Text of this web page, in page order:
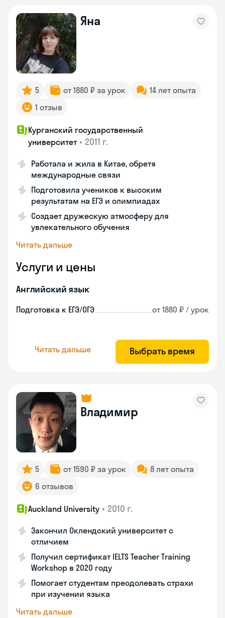
Яна
5 от 1880 ₽ за урок
14 лет опыта
1 отзыв
Курганский государственный
университет • 2011 г.
Работала и жила в Китае, обретя
международные связи
Подготовила учеников к высоким
результатам на ЕГЭ и олимпиадах
Создает дружескую атмосферу для
увлекательного обучения
Читать дальше
Услуги и цены
Английский язык
Подготовка к ЕГЭ/ОГЭ от 1880 ₽ / урок
Читать дальше Выбрать время
Владимир
5 от 1590 ₽ за урок
8 лет опыта
6 отзывов
Auckland University • 2010 г.
Закончил Оклендский университет с
отличием
Получил сертификат IELTS Teacher Training
Workshop в 2020 году
Помогает студентам преодолевать страхи
при изучении языка
Читать дальше